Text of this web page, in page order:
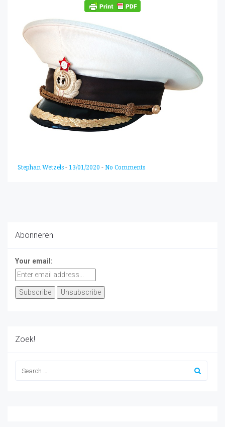
Stephan Wetzels - 13/01/2020 - No Comments
Abonneren
Your email:
Zoek!